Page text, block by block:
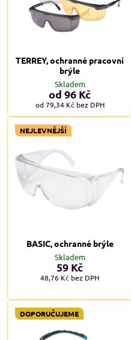
TERREY, ochranné pracovní
brýle
Skladem
od 96 Kč
od 79,34 Kč bez DPH
NEJLEVNĚJŠÍ
BASIC, ochranné brýle
Skladem
59 Kč
48,76 Kč bez DPH
DOPORUČUJEME